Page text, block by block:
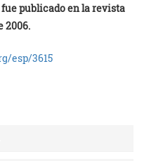
publicado en la revista
2006.
esp/3615